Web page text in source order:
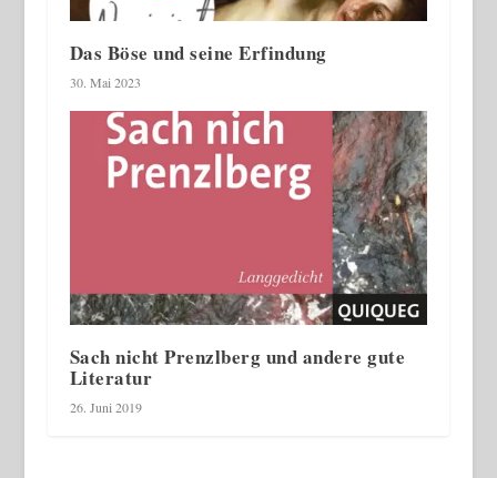
Das Böse und seine Erfindung
30. Mai 2023
Sach nicht Prenzlberg und andere gute
Literatur
26. Juni 2019